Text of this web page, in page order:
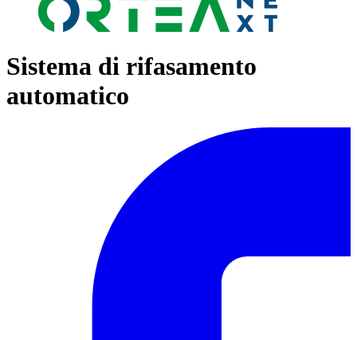
Sistema di rifasamento
automatico